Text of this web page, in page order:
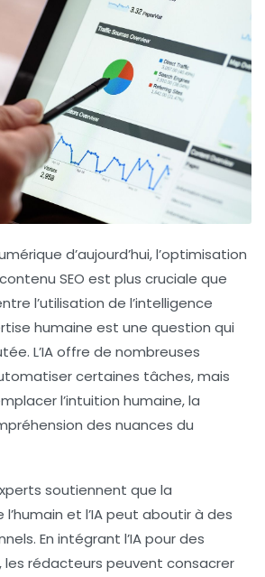
d’aujourd’hui, l’optimisation
SEO est plus cruciale que
l’utilisation de l’intelligence
humaine est une question qui
L’IA offre de nombreuses
certaines tâches, mais
l’intuition humaine, la
des nuances du
soutiennent que la
et l’IApeut aboutir à des
En intégrant l’IA pour des
rédacteurs peuvent consacrer